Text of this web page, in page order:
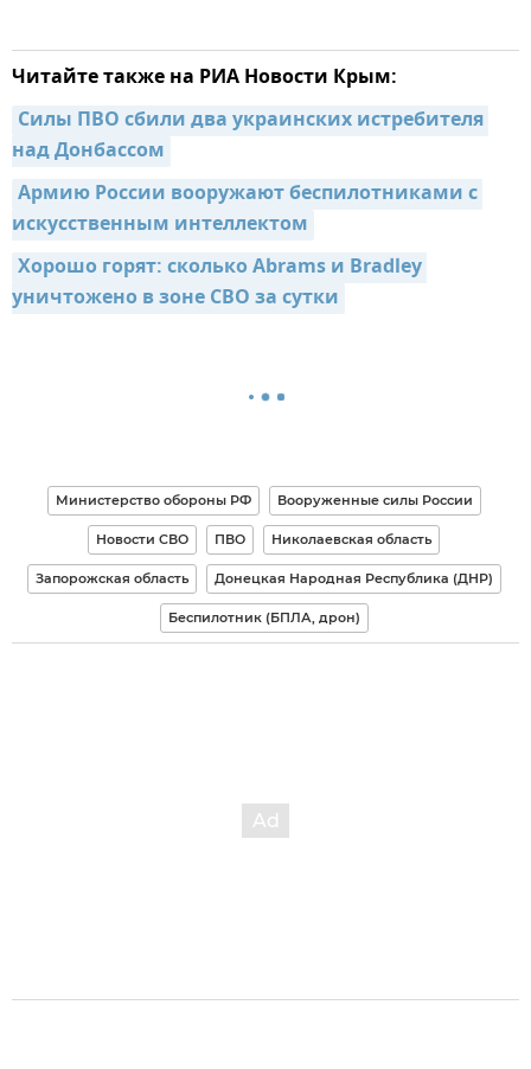
Читайте также на РИА Новости Крым:
Силы ПВО сбили два украинских истребителя
над Донбассом
Армию России вооружают беспилотниками с
искусственным интеллектом
Хорошо горят: сколько Abrams и Bradley
уничтожено в зоне СВО за сутки
Министерство обороны РФ Вооруженные силы России
Новости СВО ПВО Николаевская область
Запорожская область Донецкая Народная Республика (ДНР)
Беспилотник (БПЛА, дрон)